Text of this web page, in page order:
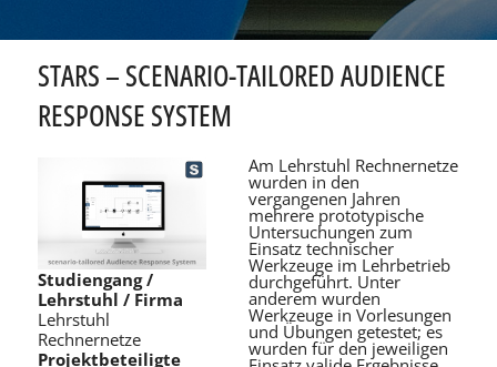
STARS – SCENARIO-TAILORED AUDIENCE
RESPONSE SYSTEM
Studiengang /
Lehrstuhl / Firma
Lehrstuhl
Rechnernetze
Projektbeteiligte
Am Lehrstuhl Rechnernetze
wurden in den
vergangenen Jahren
mehrere prototypische
Untersuchungen zum
Einsatz technischer
Werkzeuge im Lehrbetrieb
durchgeführt. Unter
anderem wurden
Werkzeuge in Vorlesungen
und Übungen getestet; es
wurden für den jeweiligen